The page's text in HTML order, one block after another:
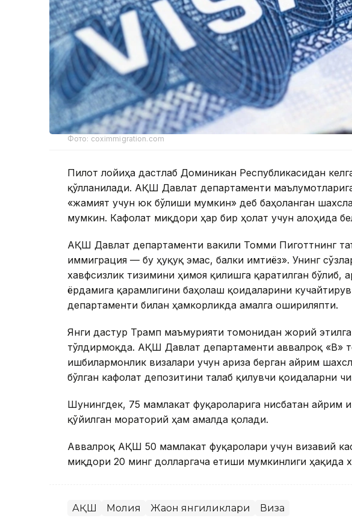
Фото: coximmigration.com
Пилот лойиҳа дастлаб Доминикан Республикасидан
қўлланилади. АҚШ Давлат департаменти
«жамият учун юк бўлиши мумкин» деб баҳоланган
мумкин. Кафолат миқдори ҳар бир ҳолат учун алоҳида
АҚШ Давлат департаменти вакили Томми Пиготтнинг
иммиграция — бу ҳуқуқ эмас, балки имтиёз». Унинг
хавфсизлик тизимини ҳимоя қилишга қаратилган бўлиб,
ёрдамига қарамлигини баҳолаш қоидаларини
департаменти билан ҳамкорликда амалга ошириляпти.
Янги дастур Трамп маъмурияти томонидан жорий
тўлдирмоқда. АҚШ Давлат департаменти аввалроқ «B»
ишбилармонлик визалари учун ариза берган айрим
бўлган кафолат депозитини талаб қилувчи қоидаларни
Шунингдек, 75 мамлакат фуқароларига нисбатан айрим
қўйилган мораторий ҳам амалда қолади.
Аввалроқ АҚШ 50 мамлакат фуқаролари учун визавий
миқдори 20 минг долларгача етиши мумкинлиги ҳақида
АҚШ Молия Жаҳон янгиликлари Виза